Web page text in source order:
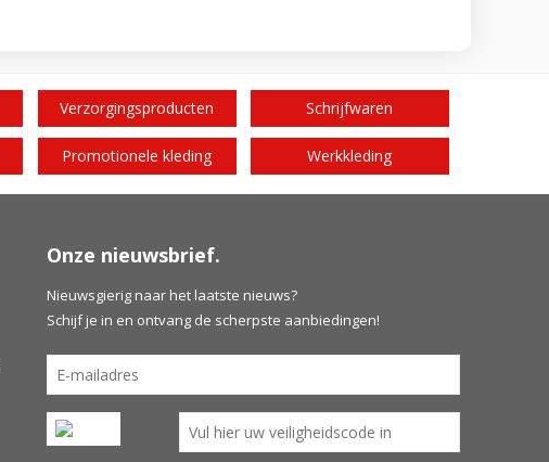
Verzorgingsproducten Schrijfwaren
Promotionele kleding Werkkleding
Onze nieuwsbrief.
Nieuwsgierig naar het laatste nieuws?
Schijf je in en ontvang de scherpste aanbiedingen!